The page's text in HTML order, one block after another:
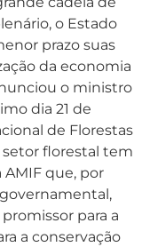
o Estado
prazo suas
da economia
o ministro
dia 21 de
de Florestas
setor florestal tem
que, por
para a
a conservação